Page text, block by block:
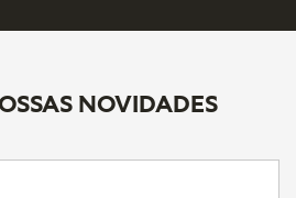
NOVIDADES